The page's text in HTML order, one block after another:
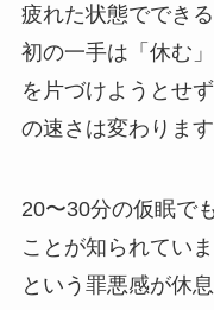
疲れた状態ででき
初の一手は「休む
を片づけようとせず
の速さは変わります
20〜30分の仮眠で
ことが知られてい
という罪悪感が休